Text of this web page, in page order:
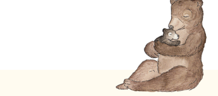
mehrere
Varianten
auf.
Die
Optionen
können
auf
der